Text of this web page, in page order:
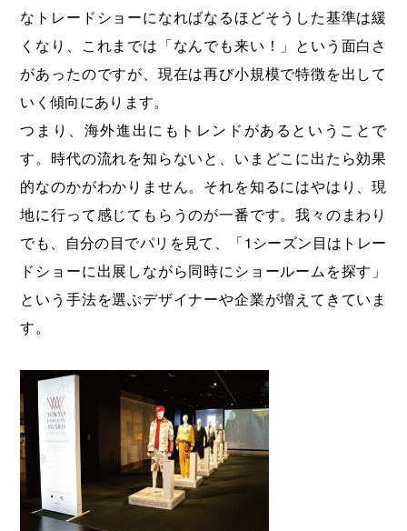
なトレードショーになればなるほどそうした基準は緩
くなり、これまでは「なんでも来い！」という面白さ
があったのですが、現在は再び小規模で特徴を出して
いく傾向にあります。
つまり、海外進出にもトレンドがあるということで
す。時代の流れを知らないと、いまどこに出たら効果
的なのかがわかりません。それを知るにはやはり、現
地に行って感じてもらうのが一番です。我々のまわり
でも、自分の目でパリを見て、「1シーズン目はトレー
ドショーに出展しながら同時にショールームを探す」
という手法を選ぶデザイナーや企業が増えてきていま
す。